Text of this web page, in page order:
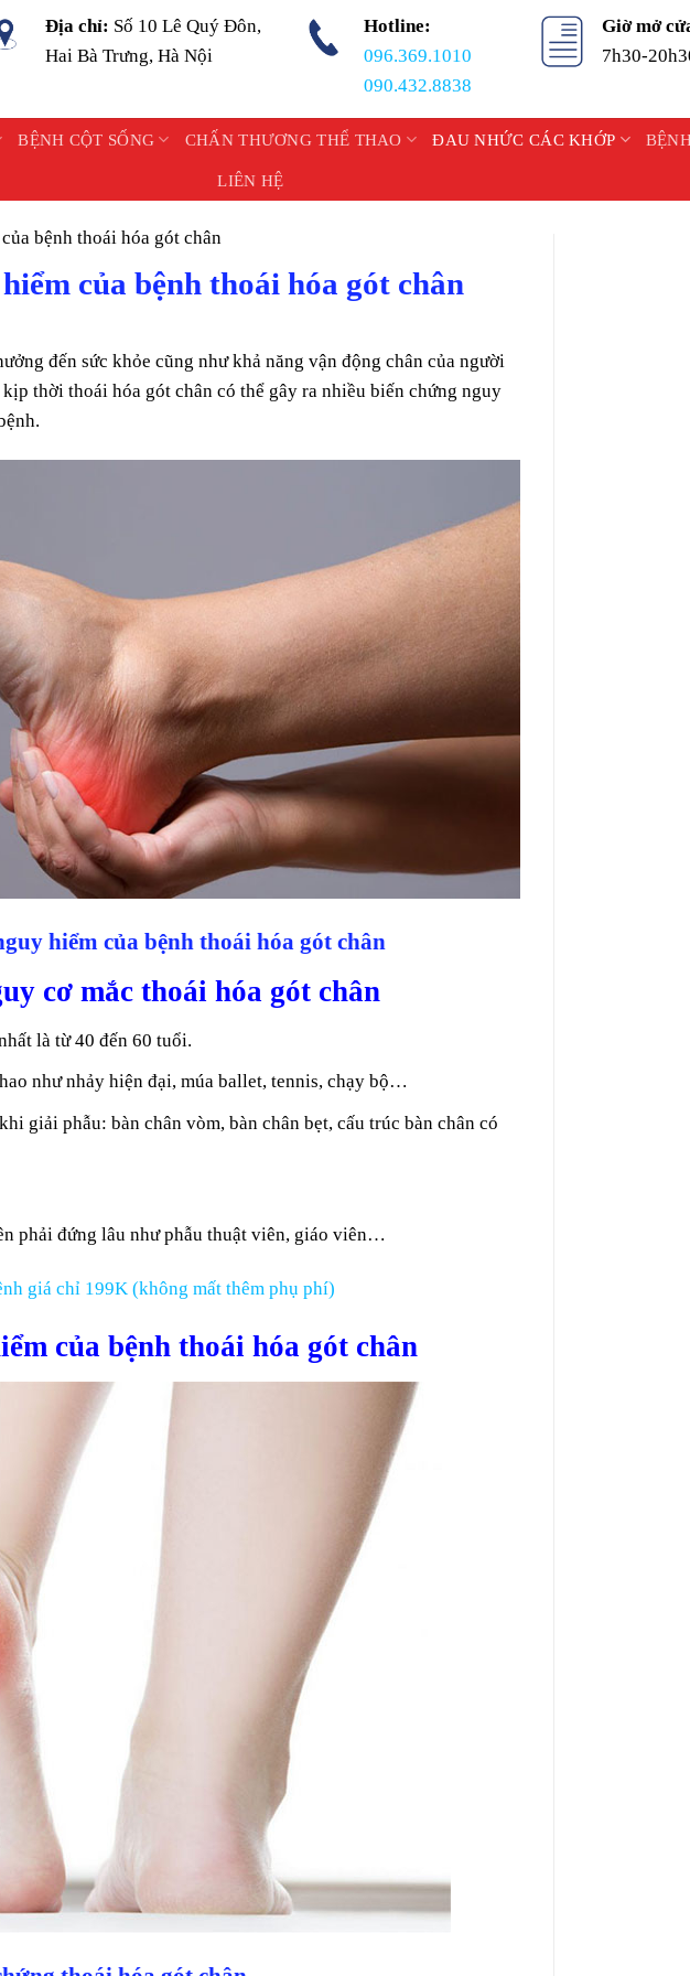
Địa chỉ: Số 10 Lê Quý Đôn,
Hai Bà Trưng, Hà Nội
Hotline:
096.369.1010
090.432.8838
Giờ mở
7h30-
BỆNH CỘT SỐNG CHẤN THƯƠNG THỂ THAO ĐAU NHỨC CÁC KHỚP
LIÊN HỆ
bệnh thoái hóa gót chân
của bệnh thoái hóa gót chân
đến sức khỏe cũng như khả năng vận động chân của người
thời thoái hóa gót chân có thể gây ra nhiều biến chứng nguy
hiểm của bệnh thoái hóa gót chân
cơ mắc thoái hóa gót chân
là từ 40 đến 60 tuổi.
như nhảy hiện đại, múa ballet, tennis, chạy bộ…
giải phẫu: bàn chân vòm, bàn chân bẹt, cấu trúc bàn chân có
phải đứng lâu như phẫu thuật viên, giáo viên…
giá chỉ 199K (không mất thêm phụ phí)
của bệnh thoái hóa gót chân